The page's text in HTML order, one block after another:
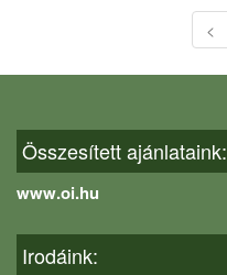
<
Összesített ajánlataink:
www.oi.hu
Irodáink: